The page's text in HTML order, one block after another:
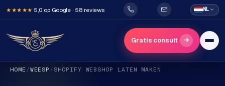
★★★★★ 5,0 op Google · 58 reviews NL
Gratis consult →
HOME / WEESP / SHOPIFY WEBSHOP LATEN MAKEN